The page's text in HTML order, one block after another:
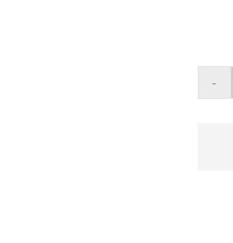
222
-